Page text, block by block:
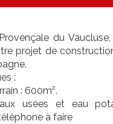
du
projet de
:
: 600m².
usées et eau
à faire